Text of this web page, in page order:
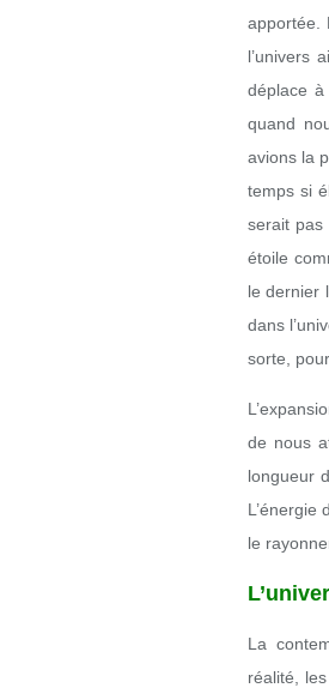
apportée.
l’univers
déplace
quand
avions la
temps si
serait
étoile
le dernier
dans
sorte,
de nous
longueur
L’énergie
le
La
réalité,